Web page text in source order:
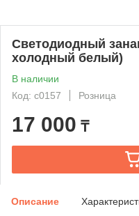
Светодиодный
холодный белый)
В наличии
Код: с0157
Розница
17 000 ₸
Описание